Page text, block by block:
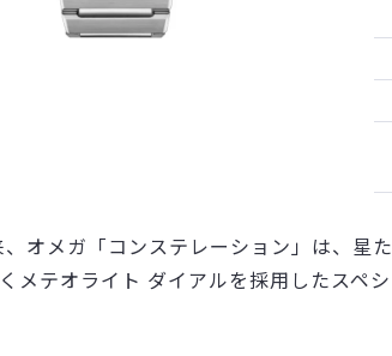
オメガ「コンステレーション」は、星
メテオライト ダイアルを採用したスペ